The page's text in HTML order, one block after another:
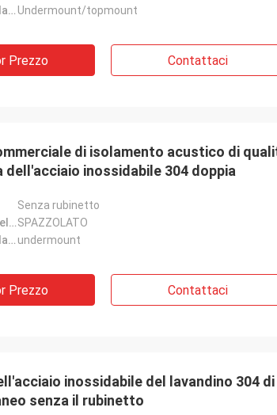
Alan Yudelman
è molto eccellente e
il fornitore è amichevole ed
Tipo dell'installazione: Undermount/topmount
Prezzo Contattaci
di isolamento acustico di
inossidabile 304 doppia
Senza rubinetto
Trattamento delle superfici:SPAZZOLATO
Tipo dell'installazione: undermount
Prezzo Contattaci
inossidabile del lavandino 304
senza il rubinetto